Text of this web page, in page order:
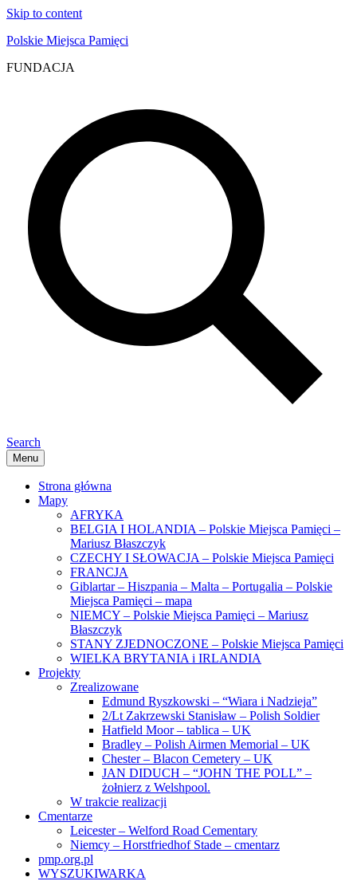
Skip to content
Polskie Miejsca Pamięci
FUNDACJA
Search
Menu
Strona główna
Mapy
AFRYKA
BELGIA I HOLANDIA – Polskie Miejsca Pamięci –
Mariusz Błaszczyk
CZECHY I SŁOWACJA – Polskie Miejsca Pamięci
FRANCJA
Giblartar – Hiszpania – Malta – Portugalia – Polskie
Miejsca Pamięci – mapa
NIEMCY – Polskie Miejsca Pamięci – Mariusz
Błaszczyk
STANY ZJEDNOCZONE – Polskie Miejsca Pamięci
WIELKA BRYTANIA i IRLANDIA
Projekty
Zrealizowane
Edmund Ryszkowski – “Wiara i Nadzieja”
2/Lt Zakrzewski Stanisław – Polish Soldier
Hatfield Moor – tablica – UK
Bradley – Polish Airmen Memorial – UK
Chester – Blacon Cemetery – UK
JAN DIDUCH – “JOHN THE POLL” –
żołnierz z Welshpool.
W trakcie realizacji
Cmentarze
Leicester – Welford Road Cementary
Niemcy – Horstfriedhof Stade – cmentarz
pmp.org.pl
WYSZUKIWARKA